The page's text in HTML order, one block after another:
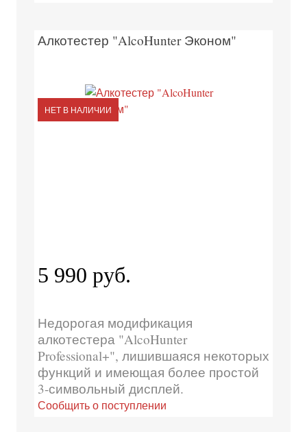
Алкотестер "AlcoHunter Эконом"
НЕТ В НАЛИЧИИ
5 990 руб.
Недорогая модификация
алкотестера "AlcoHunter
Professional+", лишившаяся некоторых
функций и имеющая более простой
3-символьный дисплей.
Сообщить о поступлении